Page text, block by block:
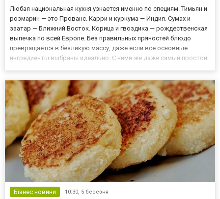
Любая национальная кухня узнается именно по специям. Тимьян и
розмарин — это Прованс. Карри и куркума — Индия. Сумах и
заатар — Ближний Восток. Корица и гвоздика — рождественская
выпечка по всей Европе. Без правильных пряностей блюдо
превращается в безликую массу, даже если все основные
ингредиенты выбраны идеально. С ними же даже самый простой
Бізнес новини 10:30, 5 березня